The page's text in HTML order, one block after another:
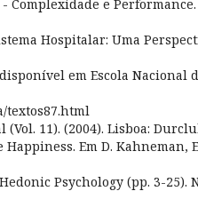
- Complexidade e Performance.
Hospitalar: Uma
em Escola Nacional
textos87.html
11). (2004). Lisboa:
Happiness. Em D. Kahneman,
Psychology (pp. 3-25).